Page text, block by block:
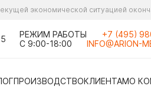
экономической ситуацией
РЕЖИМ РАБОТЫ
С 9:00-18:00
+7 (495)
INFO@ARION-
ПРОИЗВОДСТВОКЛИЕНТАМО